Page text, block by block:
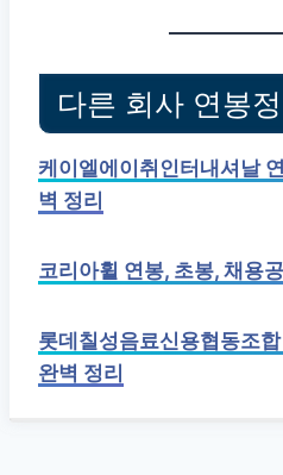
다른 회사 연봉
케이엘에이취인터내셔날
벽 정리
코리아휠 연봉, 초봉, 채용
롯데칠성음료신용협동조
완벽 정리